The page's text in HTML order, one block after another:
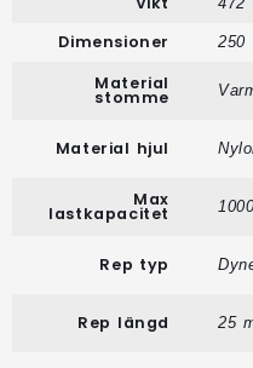
Dimensioner 250
Material
stomme
Material hjul
Max
lastkapacitet
Rep typ
Rep längd 25